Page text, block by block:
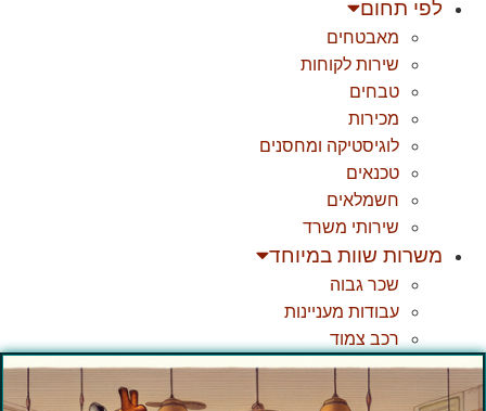
לפי תחום
מאבטחים
שירות לקוחות
טבחים
מכירות
לוגיסטיקה ומחסנים
טכנאים
חשמלאים
שירותי משרד
משרות שוות במיוחד
שכר גבוה
עבודות מעניינות
רכב צמוד